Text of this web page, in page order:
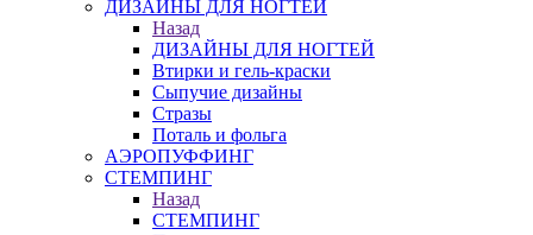
ДИЗАЙНЫ ДЛЯ НОГТЕЙ
Назад
ДИЗАЙНЫ ДЛЯ НОГТЕЙ
Втирки и гель-краски
Сыпучие дизайны
Стразы
Поталь и фольга
АЭРОПУФФИНГ
СТЕМПИНГ
Назад
СТЕМПИНГ